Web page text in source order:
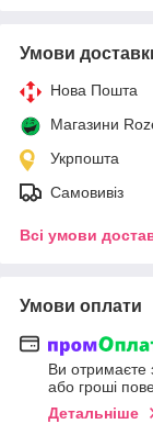
Умови
Нова Пошта
Магазини
Укрпошта
Самовивіз
Всі умови
Умови оплати
Ви отримаєте
або гроші
Детальніше